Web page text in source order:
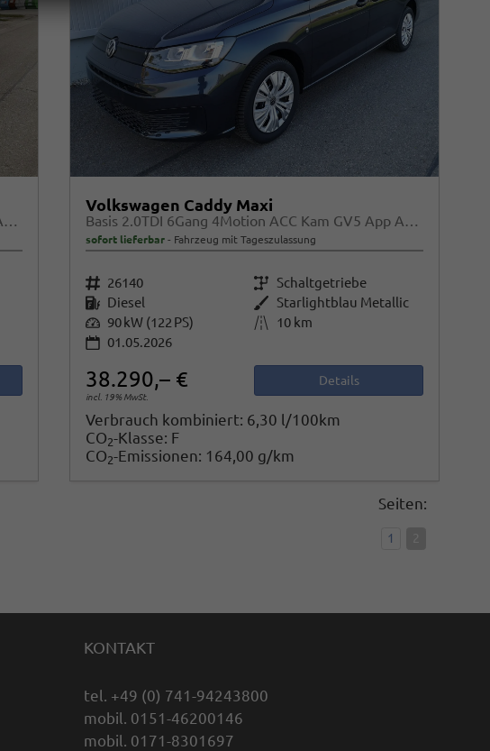
Basis 2.0TDI 6Gang 4Motion ACC Kam GV5 App AHK Reling
Volkswagen Caddy Maxi
Basis 2.0TDI 6Gang 4Motion ACC Kam GV5 App AHK Reling
sofort lieferbar Fahrzeug mit Tageszulassung
Fahrzeugnr. 26140 Getriebe Schaltgetriebe
Kraftstoff Diesel Außenfarbe Starlightblau Metallic
Leistung 90 kW (122 PS) Kilometerstand 10 km
01.05.2026
38.290,– €
incl. 19% MwSt.
Details
Verbrauch kombiniert: 6,30 l/100km
CO2-Klasse: F
CO2-Emissionen: 164,00 g/km
Seiten:
1
KONTAKT
tel. +49 (0) 741-94243800
mobil. 0151-46200146
mobil. 0171-8301697